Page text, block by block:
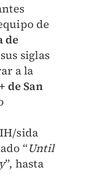
de
de
siglas
a la
de San
sida
“Until
”, hasta